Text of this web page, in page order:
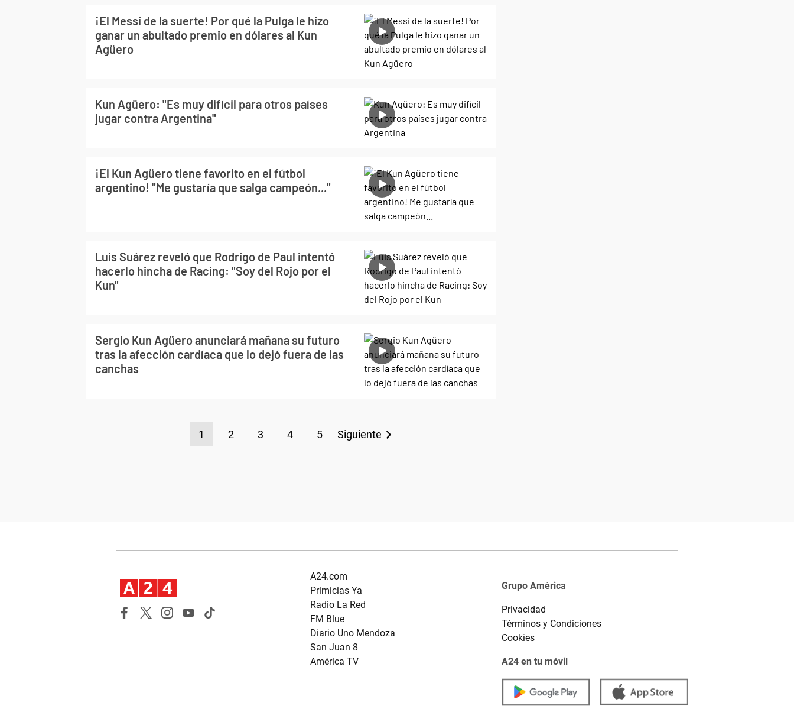
¡El Messi de la suerte! Por qué la Pulga le hizo
ganar un abultado premio en dólares al Kun
Agüero
Kun Agüero: "Es muy difícil para otros países
jugar contra Argentina"
¡El Kun Agüero tiene favorito en el fútbol
argentino! "Me gustaría que salga campeón..."
Luis Suárez reveló que Rodrigo de Paul intentó
hacerlo hincha de Racing: "Soy del Rojo por el
Kun"
Sergio Kun Agüero anunciará mañana su futuro
tras la afección cardíaca que lo dejó fuera de las
canchas
1 2 3 4 5 Siguiente
A24.com
Primicias Ya
Radio La Red
FM Blue
Diario Uno Mendoza
San Juan 8
América TV
Grupo América
Privacidad
Términos y Condiciones
Cookies
A24 en tu móvil